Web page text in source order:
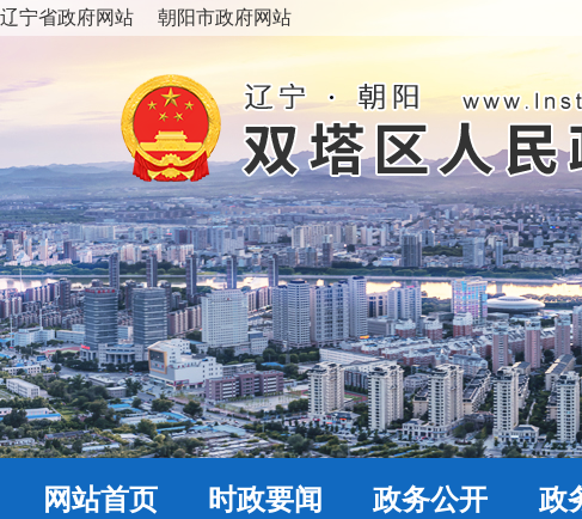
辽宁省政府网站 朝阳市政府网站
网站首页 时政要闻 政务公开 政